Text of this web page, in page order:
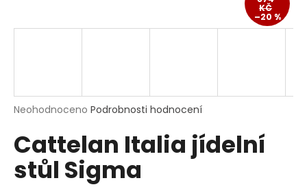
Průměrné
produktu
je
z
Neohodnoceno Podrobnosti hodnocení
Cattelan Italia jídelní
stůl Sigma
KČ
–20 %
j